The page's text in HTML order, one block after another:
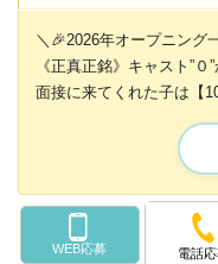
＼🎉2026年オープニング
《正真正銘》キャスト”０
面接に来てくれた子は【
未経験さんも経験者さんも
どんどん稼げる高待遇シ
【時給6,000円💎】➕️【各
WEB応募 電話